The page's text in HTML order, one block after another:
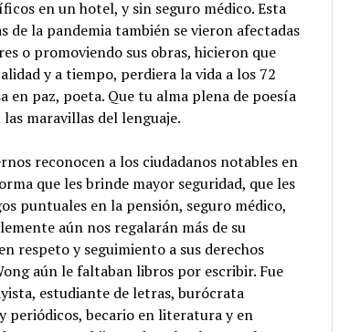
en un hotel, y sin seguro médico. Esta
de la pandemia también se vieron afectadas
o promoviendo sus obras, hicieron que
y a tiempo, perdiera la vida a los 72
en paz, poeta. Que tu alma plena de poesía
maravillas del lenguaje.
reconocen a los ciudadanos notables en
que les brinde mayor seguridad, que les
puntuales en la pensión, seguro médico,
aún nos regalarán más de su
respeto y seguimiento a sus derechos
aún le faltaban libros por escribir. Fue
estudiante de letras, burócrata
periódicos, becario en literatura y en